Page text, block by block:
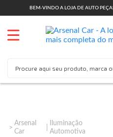
BEM-VINDO A LOJA DE AUTO
Arsenal
Car
Iluminação
Automotiva